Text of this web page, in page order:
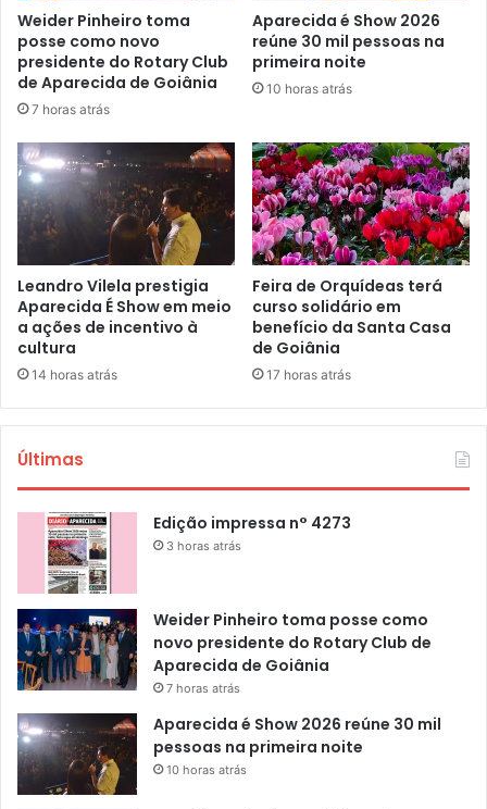
Weider Pinheiro toma
posse como novo
presidente do Rotary Club
de Aparecida de Goiânia
7 horas atrás
Aparecida é Show 2026
reúne 30 mil pessoas na
primeira noite
10 horas atrás
Leandro Vilela prestigia
Aparecida É Show em meio
a ações de incentivo à
cultura
14 horas atrás
Feira de Orquídeas terá
curso solidário em
benefício da Santa Casa
de Goiânia
17 horas atrás
Últimas
Edição impressa n° 4273
3 horas atrás
Weider Pinheiro toma posse como
novo presidente do Rotary Club de
Aparecida de Goiânia
7 horas atrás
Aparecida é Show 2026 reúne 30 mil
pessoas na primeira noite
10 horas atrás